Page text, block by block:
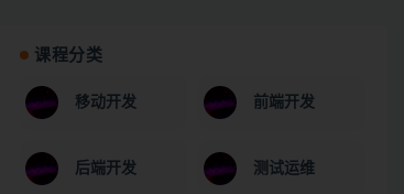
课程分类
移动开发 前端开发
后端开发 测试运维